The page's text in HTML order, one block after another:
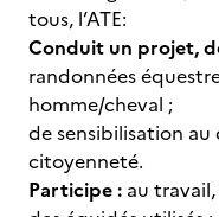
tous, l’ATE:
Conduit un projet,
randonnées
homme/cheval ;
de sensibilisation
citoyenneté.
Participe : au